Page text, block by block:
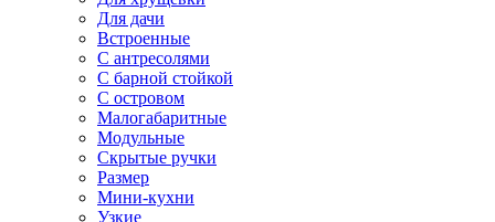
Для дачи
Встроенные
С антресолями
С барной стойкой
С островом
Малогабаритные
Модульные
Скрытые ручки
Размер
Мини-кухни
Узкие